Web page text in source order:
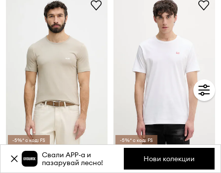
-5%* с код: FS
Текуща цена:
25,99 €
-5%* с код: FS
Текуща цена:
Свали APP-a и
пазарувай лесно!
Нови колекции